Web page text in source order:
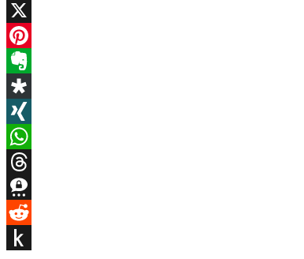
LinkedIn
X
Pinterest
Evernote
Diaspora
XING
WhatsApp
Threads
Threema
Reddit